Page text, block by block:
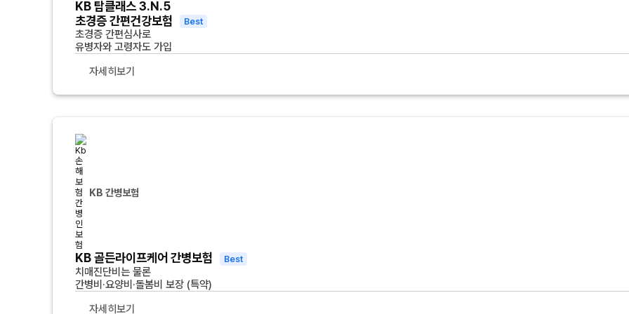
KB 탑클래스 3.N.5
초경증 간편건강보험
Best
초경증 간편심사로
유병자와 고령자도 가입
자세히보기
KB 간병보험
KB 골든라이프케어 간병보험 Best
치매진단비는 물론
간병비·요양비·돌봄비 보장 (특약)
자세히보기